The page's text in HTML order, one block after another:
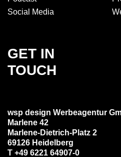
GET IN
TOUCH
wsp design Werbeagentur
Marlene 42
Marlene-Dietrich-Platz 2
69126 Heidelberg
T +49 6221 64907-0
Social Media